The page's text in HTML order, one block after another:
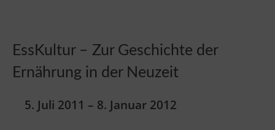
EssKultur – Zur Geschichte der
Ernährung in der Neuzeit
5. Juli 2011 – 8. Januar 2012